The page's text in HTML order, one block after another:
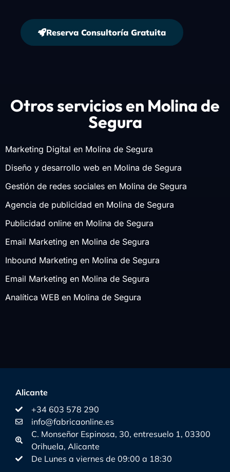
Reserva Consultoría Gratuita
Otros servicios en Molina de
Segura
Marketing Digital en Molina de Segura
Diseño y desarrollo web en Molina de Segura
Gestión de redes sociales en Molina de Segura
Agencia de publicidad en Molina de Segura
Publicidad online en Molina de Segura
Email Marketing en Molina de Segura
Inbound Marketing en Molina de Segura
Email Marketing en Molina de Segura
Analítica WEB en Molina de Segura
Alicante
+34 603 578 290
info@fabricaonline.es
C. Monseñor Espinosa, 30, entresuelo 1, 03300
Orihuela, Alicante
De Lunes a viernes de 09:00 a 18:30